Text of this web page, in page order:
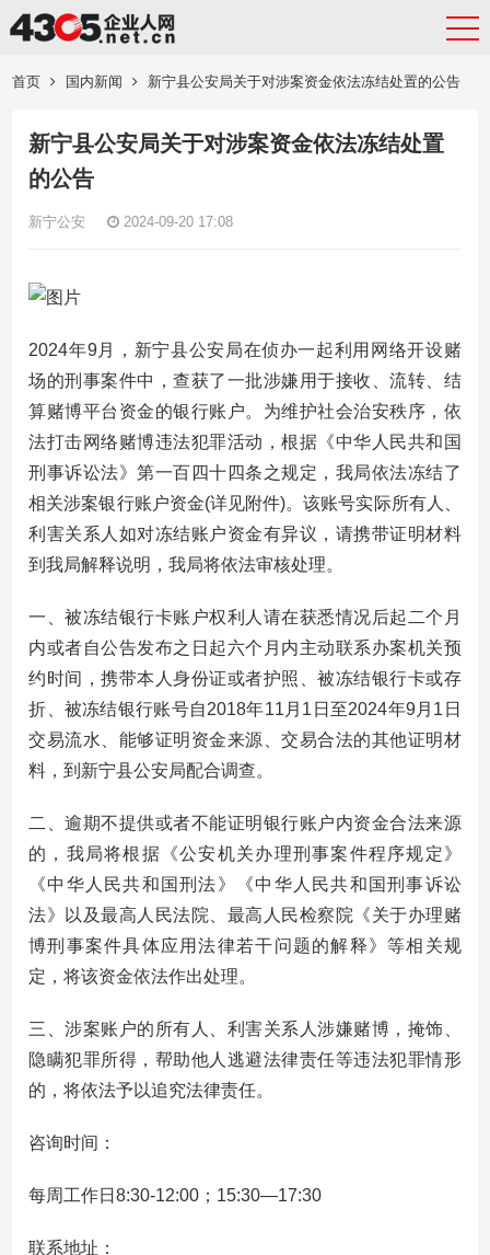
首页 国内新闻 新宁县公安局关于对涉案资金依法冻结处置的公告
新宁县公安局关于对涉案资金依法冻结处置
的公告
新宁公安 2024-09-20 17:08
2024年9月，新宁县公安局在侦办一起利用网络开设赌
场的刑事案件中，查获了一批涉嫌用于接收、流转、结
算赌博平台资金的银行账户。为维护社会治安秩序，依
法打击网络赌博违法犯罪活动，根据《中华人民共和国
刑事诉讼法》第一百四十四条之规定，我局依法冻结了
相关涉案银行账户资金(详见附件)。该账号实际所有人、
利害关系人如对冻结账户资金有异议，请携带证明材料
到我局解释说明，我局将依法审核处理。
一、被冻结银行卡账户权利人请在获悉情况后起二个月
内或者自公告发布之日起六个月内主动联系办案机关预
约时间，携带本人身份证或者护照、被冻结银行卡或存
折、被冻结银行账号自2018年11月1日至2024年9月1日
交易流水、能够证明资金来源、交易合法的其他证明材
料，到新宁县公安局配合调查。
二、逾期不提供或者不能证明银行账户内资金合法来源
的，我局将根据《公安机关办理刑事案件程序规定》
《中华人民共和国刑法》《中华人民共和国刑事诉讼
法》以及最高人民法院、最高人民检察院《关于办理赌
博刑事案件具体应用法律若干问题的解释》等相关规
定，将该资金依法作出处理。
三、涉案账户的所有人、利害关系人涉嫌赌博，掩饰、
隐瞒犯罪所得，帮助他人逃避法律责任等违法犯罪情形
的，将依法予以追究法律责任。
咨询时间：
每周工作日8:30-12:00；15:30—17:30
联系地址：